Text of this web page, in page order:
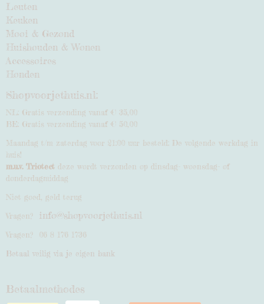
Leuten
Keuken
Mooi & Gezond
Huishouden & Wonen
Accessoires
Honden
Shopvoorjethuis.nl:
NL: Gratis verzending vanaf € 35,00
BE: Gratis verzending vanaf € 50,00
Maandag t/m zaterdag voor 21:00 uur besteld: De volgende werkdag in
huis!
m.u.v. Triotect deze wordt verzonden op dinsdag- woensdag- of
donderdagmiddag
Niet goed, geld terug
Vragen? info@shopvoorjethuis.nl
Vragen? 06 8 176 1736
Betaal veilig via je eigen bank
Betaalmethodes